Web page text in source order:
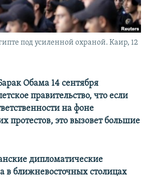
под усиленной охраной. Каир, 12
Обама 14 сентября
правительство, что если
на фоне
протестов, это вызовет большие
дипломатические
в ближневосточных столицах